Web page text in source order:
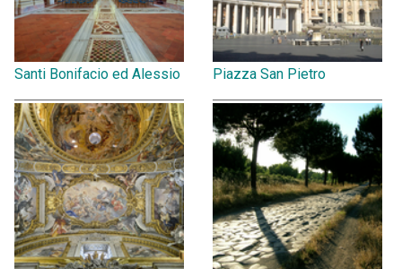
Santi Bonifacio ed Alessio Piazza San Pietro